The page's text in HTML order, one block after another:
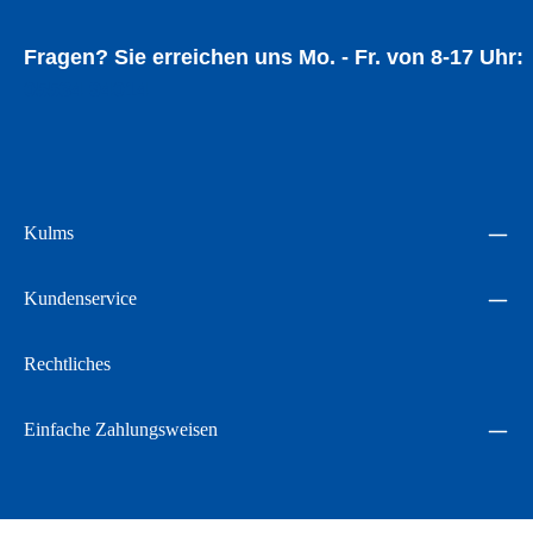
Fragen? Sie erreichen uns Mo. - Fr. von 8-17 Uhr:
Kulms
Kundenservice
Rechtliches
Einfache Zahlungsweisen